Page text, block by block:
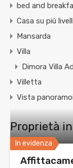
bed and
Casa su più livelli
Mansarda
Villa
Dimora Villa
Villetta
Vista
Proprietà
In evidenza